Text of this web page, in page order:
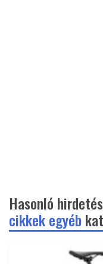
Hasonló
cikkek egyéb